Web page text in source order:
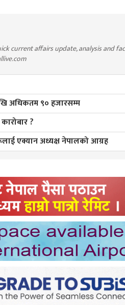
current affairs update, analysis and
अधिकतम ९० हजारसम्म
?
एक्यान अध्यक्ष नेपालको आग्रह